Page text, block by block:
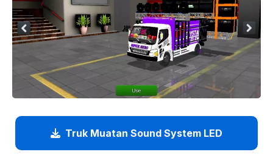
Truk Muatan Sound System LED